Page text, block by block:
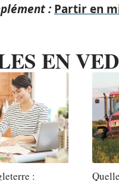
: Partir en
EN
: